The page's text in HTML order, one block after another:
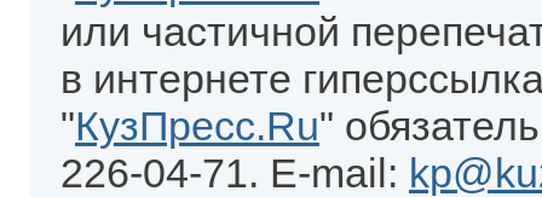
или частичной
в интернете
"КузПресс.Ru"
226-04-71. E-mail: